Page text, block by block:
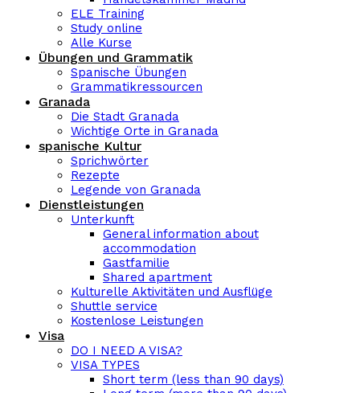
ELE Training
Study online
Alle Kurse
Übungen und Grammatik
Spanische Übungen
Grammatikressourcen
Granada
Die Stadt Granada
Wichtige Orte in Granada
spanische Kultur
Sprichwörter
Rezepte
Legende von Granada
Dienstleistungen
Unterkunft
General information about
accommodation
Gastfamilie
Shared apartment
Kulturelle Aktivitäten und Ausflüge
Shuttle service
Kostenlose Leistungen
Visa
DO I NEED A VISA?
VISA TYPES
Short term (less than 90 days)